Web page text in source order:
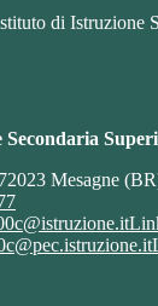
di Istruzione
Mesagne